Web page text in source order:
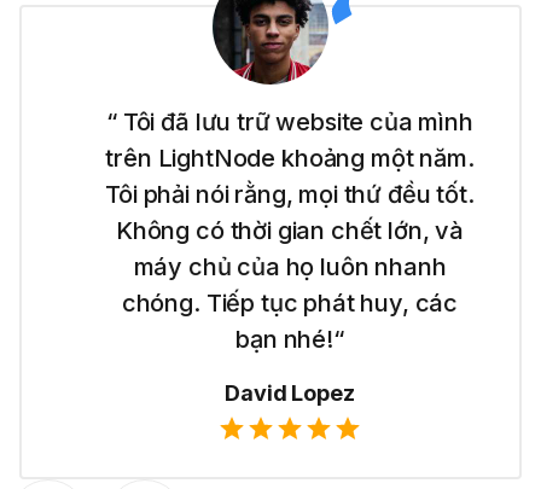
“ Tôi đã lưu trữ website của mình
trên LightNode khoảng một năm.
Tôi phải nói rằng, mọi thứ đều tốt.
Không có thời gian chết lớn, và
máy chủ của họ luôn nhanh
chóng. Tiếp tục phát huy, các
bạn nhé!“
David Lopez